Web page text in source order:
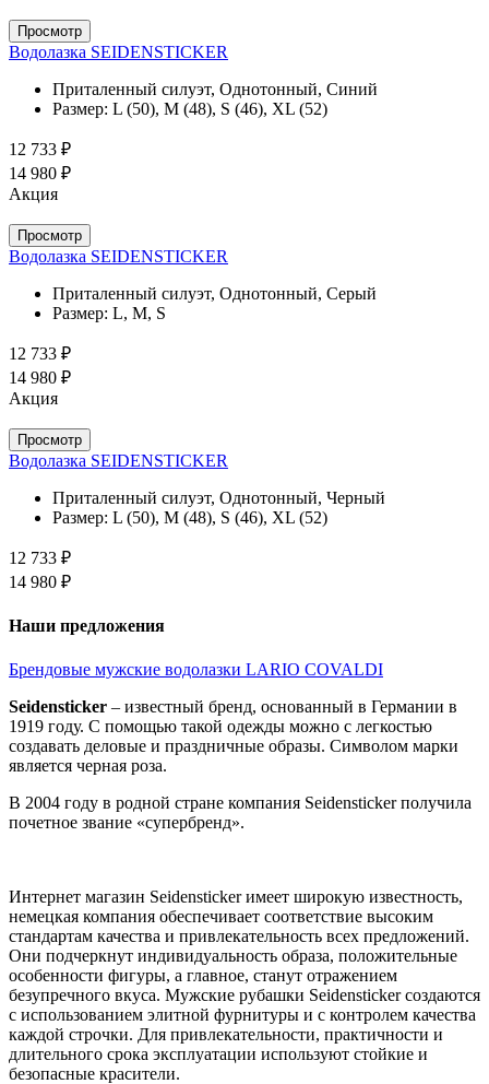
Просмотр
Водолазка SEIDENSTICKER
Приталенный силуэт, Однотонный, Синий
Размер: L (50), M (48), S (46), XL (52)
12 733 ₽
14 980 ₽
Акция
Просмотр
Водолазка SEIDENSTICKER
Приталенный силуэт, Однотонный, Серый
Размер: L, M, S
12 733 ₽
14 980 ₽
Акция
Просмотр
Водолазка SEIDENSTICKER
Приталенный силуэт, Однотонный, Черный
Размер: L (50), M (48), S (46), XL (52)
12 733 ₽
14 980 ₽
Наши предложения
Брендовые мужские водолазки LARIO COVALDI
Seidensticker – известный бренд, основанный в Германии в
1919 году. С помощью такой одежды можно с легкостью
создавать деловые и праздничные образы. Символом марки
является черная роза.
В 2004 году в родной стране компания Seidensticker получила
почетное звание «супербренд».
Интернет магазин Seidensticker имеет широкую известность,
немецкая компания обеспечивает соответствие высоким
стандартам качества и привлекательность всех предложений.
Они подчеркнут индивидуальность образа, положительные
особенности фигуры, а главное, станут отражением
безупречного вкуса. Мужские рубашки Seidensticker создаются
с использованием элитной фурнитуры и с контролем качества
каждой строчки. Для привлекательности, практичности и
длительного срока эксплуатации используют стойкие и
безопасные красители.